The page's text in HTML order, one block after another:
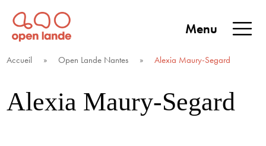
Aller
directement
au
contenu
TERRITOIRES
Open Lande
Entreprises & territoires
Menu
Accueil » Open Lande Nantes » Alexia Maury-Segard
Alexia Maury-Segard